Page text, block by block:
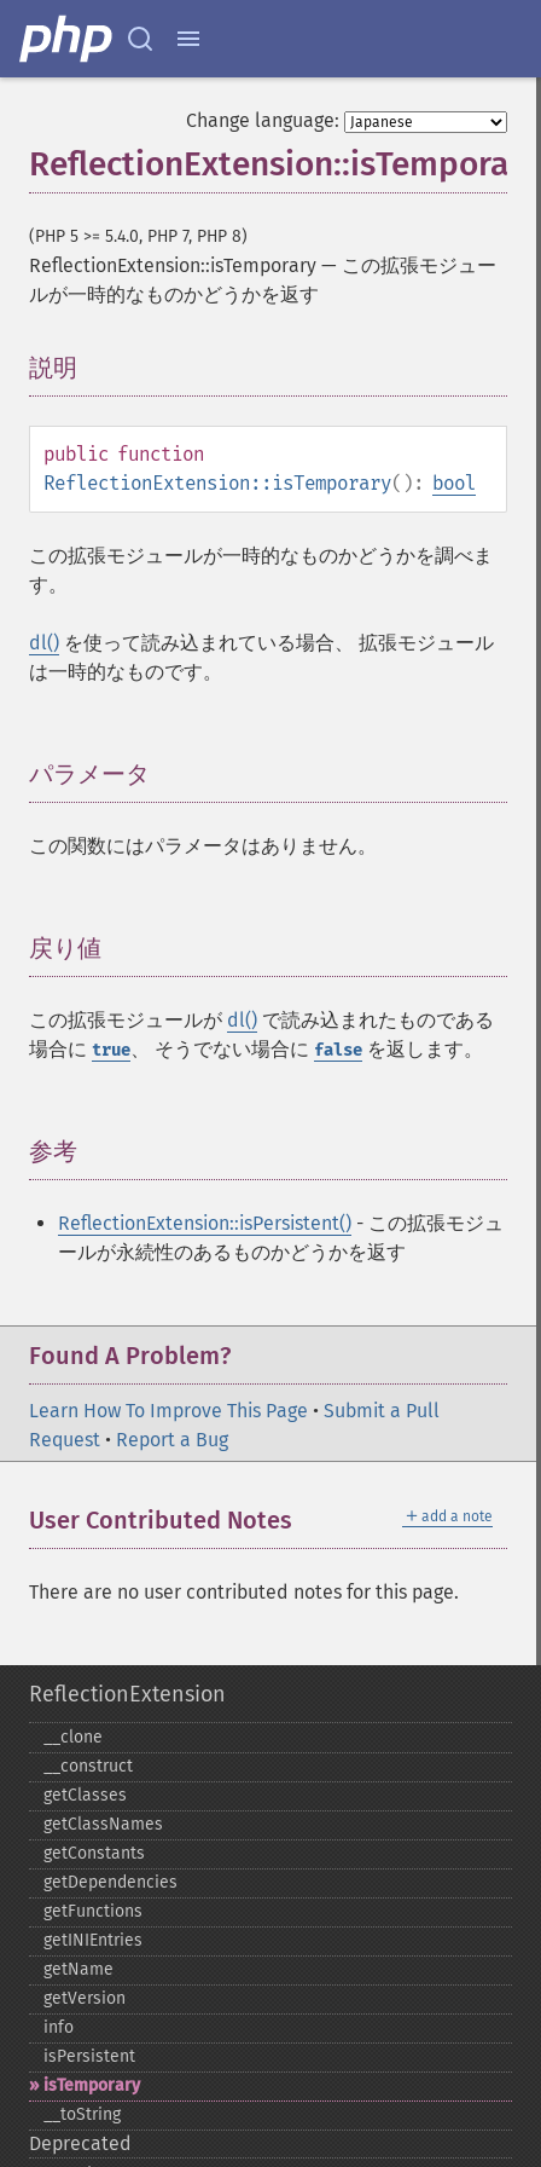
Change language:
ReflectionExtension::isTemporary
(PHP 5 >= 5.4.0, PHP 7, PHP 8)
ReflectionExtension::isTemporary — この拡張モジュー
ルが一時的なものかどうかを返す
説明
public function
ReflectionExtension::isTemporary(): bool
この拡張モジュールが一時的なものかどうかを調べま
す。
dl() を使って読み込まれている場合、 拡張モジュール
は一時的なものです。
パラメータ
この関数にはパラメータはありません。
戻り値
この拡張モジュールが dl() で読み込まれたものである
場合に true、 そうでない場合に false を返します。
参考
ReflectionExtension::isPersistent() - この拡張モジュ
ールが永続性のあるものかどうかを返す
Found A Problem?
Learn How To Improve This Page • Submit a Pull
Request • Report a Bug
＋ add a note
User Contributed Notes
There are no user contributed notes for this page.
ReflectionExtension
_​_​clone
_​_​construct
getClasses
getClassNames
getConstants
getDependencies
getFunctions
getINIEntries
getName
getVersion
info
isPersistent
isTemporary
_​_​toString
Deprecated